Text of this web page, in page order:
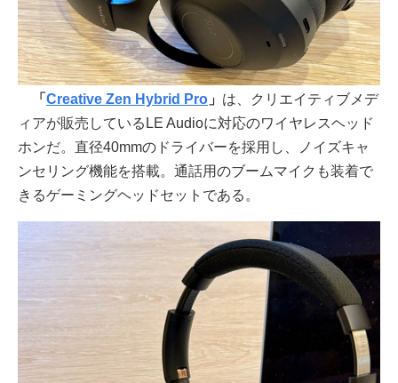
「 Creative Zen Hybrid Pro 」 は、クリエイティブメデ
ィアが販売しているLE Audioに対応のワイヤレスヘッド
ホンだ。直径40mmのドライバーを採用し、ノイズキャ
ンセリング機能を搭載。通話用のブームマイクも装着で
きるゲーミングヘッドセットである。